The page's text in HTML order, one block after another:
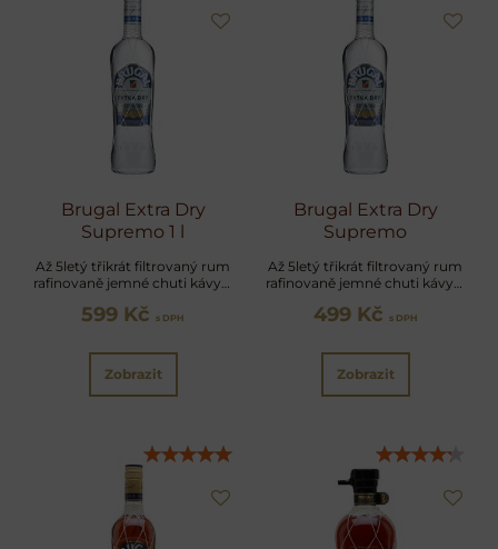
Brugal Extra Dry
Supremo 1 l
Až 5letý třikrát filtrovaný rum
rafinovaně jemné chuti kávy a
599 Kč s DPH
Zobrazit
Brugal Extra Dry
Supremo
Až 5letý třikrát filtrovaný rum
rafinovaně jemné chuti kávy a
499 Kč s DPH
Zobrazit